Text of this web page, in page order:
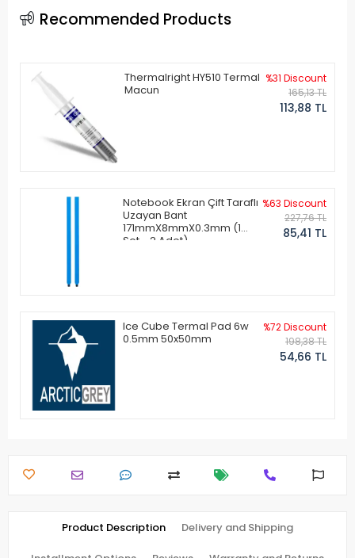
Recommended Products
Thermalright HY510 Termal
Macun
%31 Discount
165,13 TL
113,88 TL
Notebook Ekran Çift Taraflı
Uzayan Bant
171mmX8mmX0.3mm (1
Set - 2 Adet)
%63 Discount
227,76 TL
85,41 TL
Ice Cube Termal Pad 6w
0.5mm 50x50mm
%72 Discount
198,38 TL
54,66 TL
Product Description Delivery and Shipping